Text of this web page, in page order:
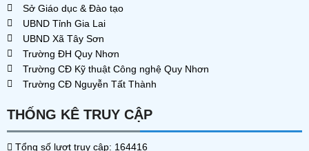
Sở Giáo dục & Đào tạo
UBND Tỉnh Gia Lai
UBND Xã Tây Sơn
Trường ĐH Quy Nhơn
Trường CĐ Kỹ thuật Công nghệ Quy Nhơn
Trường CĐ Nguyễn Tất Thành
THỐNG KÊ TRUY CẬP
Tổng số lượt truy cập: 164416